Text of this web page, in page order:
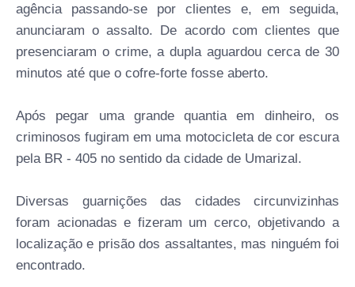
agência passando-se por clientes e, em seguida,
anunciaram o assalto. De acordo com clientes que
presenciaram o crime, a dupla aguardou cerca de 30
minutos até que o cofre-forte fosse aberto.
Após pegar uma grande quantia em dinheiro, os
criminosos fugiram em uma motocicleta de cor escura
pela BR - 405 no sentido da cidade de Umarizal.
Diversas guarnições das cidades circunvizinhas
foram acionadas e fizeram um cerco, objetivando a
localização e prisão dos assaltantes, mas ninguém foi
encontrado.